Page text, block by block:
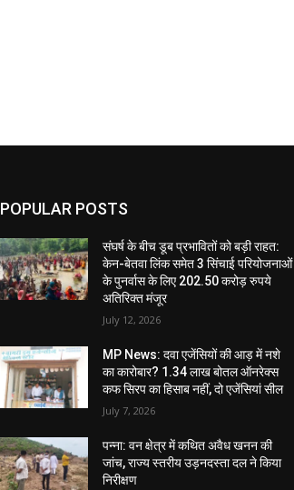
POPULAR POSTS
संघर्ष के बीच डूब प्रभावितों को बड़ी राहत:
केन-बेतवा लिंक समेत 3 सिंचाई परियोजनाओं
के पुनर्वास के लिए 202.50 करोड़ रुपये
अतिरिक्त मंजूर
July 12, 2026
MP News: दवा एजेंसियों की आड़ में नशे
का कारोबार? 1.34 लाख बोतल ऑनरेक्स
कफ सिरप का हिसाब नहीं, दो एजेंसियां सील
July 7, 2026
पन्ना: वन क्षेत्र में कथित अवैध खनन की
जांच, राज्य स्तरीय उड़नदस्ता दल ने किया
निरीक्षण